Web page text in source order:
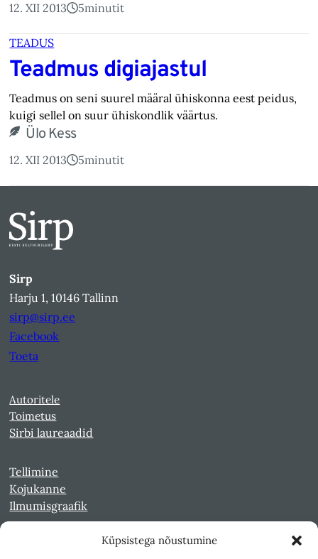
Küpsistega nõustumine
12. XII 2013 5minutit
TEADUS
Teadmus digiajastul
Teadmus on seni suurel määral ühiskonna eest peidus,
kuigi sellel on suur ühiskondlik väärtus.
Ülo Kess
12. XII 2013 5minutit
Sirp
Harju 1, 10146 Tallinn
sirp@sirp.ee
Facebook
Toeta
Autoritele
Toimetus
Sirbi laureaadid
Tellimine
Kojukanne
Ilmumisgraafik